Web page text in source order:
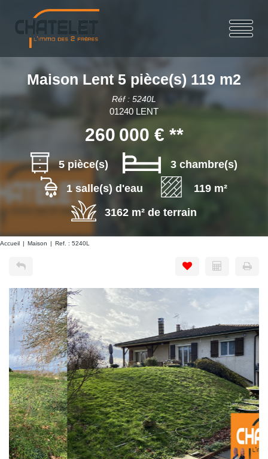
Maison Lent 5 pièce(s) 119 m2
Réf : 5240L
01240 LENT
260 000 € **
5 pièce(s)
3 chambre(s)
1 salle(s) d'eau
119 m²
3162 m² de terrain
Accueil Maison Ref. : 5240L